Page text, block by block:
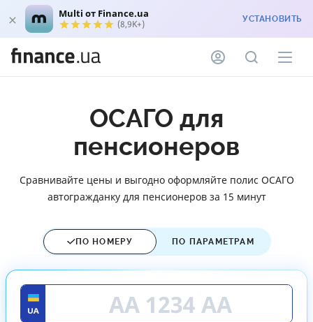
Multi от Finance.ua
(8,9K+) УСТАНОВИТЬ
ОСАГО для
пенсионеров
Сравнивайте цены и выгодно оформляйте полис ОСАГО
автогражданку для пенсионеров за 15 минут
ПО НОМЕРУ ПО ПАРАМЕТРАМ